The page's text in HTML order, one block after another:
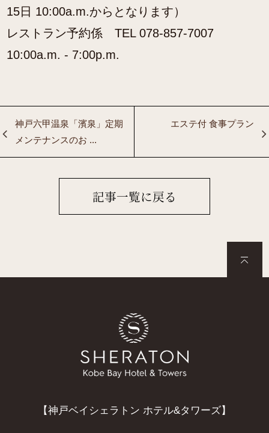
15日 10:00a.m.からとなります）
レストラン予約係 TEL 078-857-7007
10:00a.m. - 7:00p.m.
神戸六甲温泉「濱泉」定期
メンテナンスのお ...
エステ付 食事プラン
記事一覧に戻る
【神戸ベイシェラトン ホテル&タワーズ】